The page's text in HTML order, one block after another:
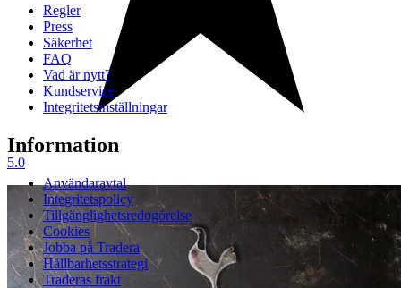
5.0
Regler
Press
Säkerhet
FAQ
Vad är nytt?
Kundservice
Integritetsinställningar
Information
Användaravtal
Integritetspolicy
Tillgänglighetsredogörelse
Cookies
Jobba på Tradera
Hållbarhetsstrategi
Traderas frakt